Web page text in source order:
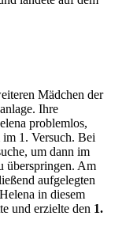
Mädchen der
Ihre
problemlos,
1. Versuch. Bei
um dann im
überspringen. Am
aufgelegten
in diesem
und erzielte den 1.